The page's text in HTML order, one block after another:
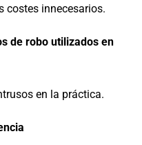
costes innecesarios.
de robo utilizados en
en la práctica.